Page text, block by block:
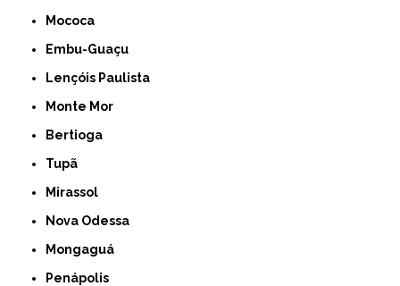
Mococa
Embu-Guaçu
Lençóis Paulista
Monte Mor
Bertioga
Tupã
Mirassol
Nova Odessa
Mongaguá
Penápolis